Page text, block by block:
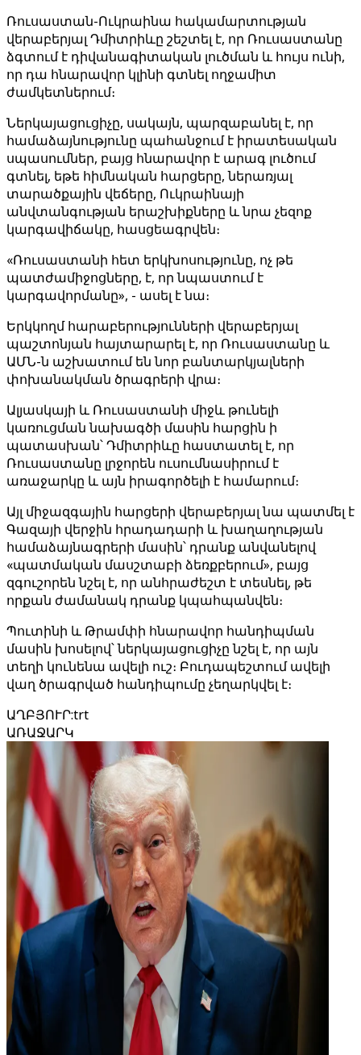
Ռուսաստան-Ուկրաինա հակամարտության
վերաբերյալ Դմիտրիևը շեշտել է, որ Ռուսաստանը
ձգտում է դիվանագիտական լուծման և հույս ունի,
որ դա հնարավոր կլինի գտնել ողջամիտ
ժամկետներում։
Ներկայացուցիչը, սակայն, պարզաբանել է, որ
համաձայնությունը պահանջում է իրատեսական
սպասումներ, բայց հնարավոր է արագ լուծում
գտնել, եթե հիմնական հարցերը, ներառյալ
տարածքային վեճերը, Ուկրաինայի
անվտանգության երաշխիքները և նրա չեզոք
կարգավիճակը, հասցեագրվեն։
«Ռուսաստանի հետ երկխոսությունը, ոչ թե
պատժամիջոցները, է, որ նպաստում է
կարգավորմանը», - ասել է նա։
Երկկողմ հարաբերությունների վերաբերյալ
պաշտոնյան հայտարարել է, որ Ռուսաստանը և
ԱՄՆ-ն աշխատում են նոր բանտարկյալների
փոխանակման ծրագրերի վրա։
Ալյասկայի և Ռուսաստանի միջև թունելի
կառուցման նախագծի մասին հարցին ի
պատասխան՝ Դմիտրիևը հաստատել է, որ
Ռուսաստանը լրջորեն ուսումնասիրում է
առաջարկը և այն իրագործելի է համարում։
Այլ միջազգային հարցերի վերաբերյալ նա պատմել է
Գազայի վերջին հրադադարի և խաղաղության
համաձայնագրերի մասին՝ դրանք անվանելով
«պատմական մասշտաբի ձեռքբերում», բայց
զգուշորեն նշել է, որ անհրաժեշտ է տեսնել, թե
որքան ժամանակ դրանք կպահպանվեն։
Պուտինի և Թրամփի հնարավոր հանդիպման
մասին խոսելով՝ ներկայացուցիչը նշել է, որ այն
տեղի կունենա ավելի ուշ։ Բուդապեշտում ավելի
վաղ ծրագրված հանդիպումը չեղարկվել է։
ԱՂԲՅՈՒՐ:trt
ԱՌԱՋԱՐԿ